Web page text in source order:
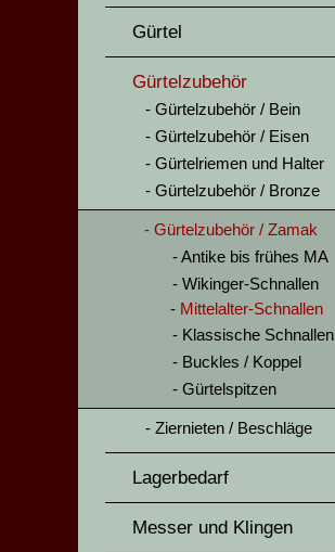
Gürtel
Gürtelzubehör
Gürtelzubehör / Bein
Gürtelzubehör / Eisen
Gürtelriemen und Halter
Gürtelzubehör / Bronze
Gürtelzubehör / Zamak
Antike bis frühes MA
Wikinger-Schnallen
Mittelalter-Schnallen
Klassische Schnallen
Buckles / Koppel
Gürtelspitzen
Ziernieten / Beschläge
Lagerbedarf
Messer und Klingen